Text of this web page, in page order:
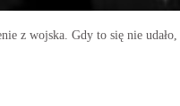
z wojska. Gdy to się nie udało,